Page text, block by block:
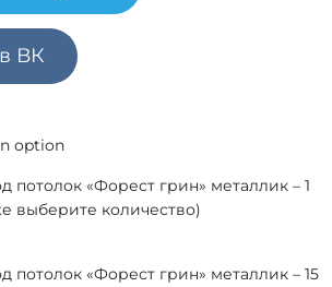
ВК
option
потолок «Форест грин» металлик – 1
выберите количество)
потолок «Форест грин» металлик – 15